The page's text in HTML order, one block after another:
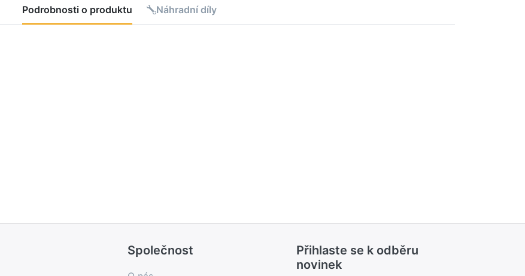
Podrobnosti o produktu Náhradní díly
Společnost
Přihlaste se k odběru
novinek